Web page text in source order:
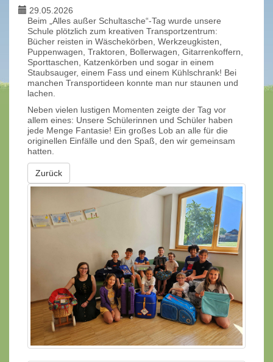
29.05.2026
Beim „Alles außer Schultasche“-Tag wurde unsere
Schule plötzlich zum kreativen Transportzentrum:
Bücher reisten in Wäschekörben, Werkzeugkisten,
Puppenwagen, Traktoren, Bollerwagen, Gitarrenkoffern,
Sporttaschen, Katzenkörben und sogar in einem
Staubsauger, einem Fass und einem Kühlschrank! Bei
manchen Transportideen konnte man nur staunen und
lachen.
Neben vielen lustigen Momenten zeigte der Tag vor
allem eines: Unsere Schülerinnen und Schüler haben
jede Menge Fantasie! Ein großes Lob an alle für die
originellen Einfälle und den Spaß, den wir gemeinsam
hatten.
Zurück